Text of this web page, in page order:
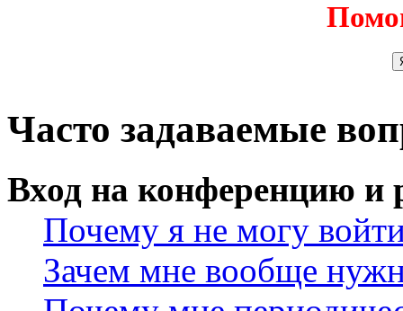
Часто задаваемые
Вход на конференцию и
Почему я не могу
Зачем мне вообще